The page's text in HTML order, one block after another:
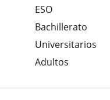
ESO
Bachillerato
Universitarios
Adultos